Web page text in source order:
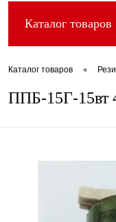
Каталог товаров
Каталог товаров •
ППБ-15Г-15вт